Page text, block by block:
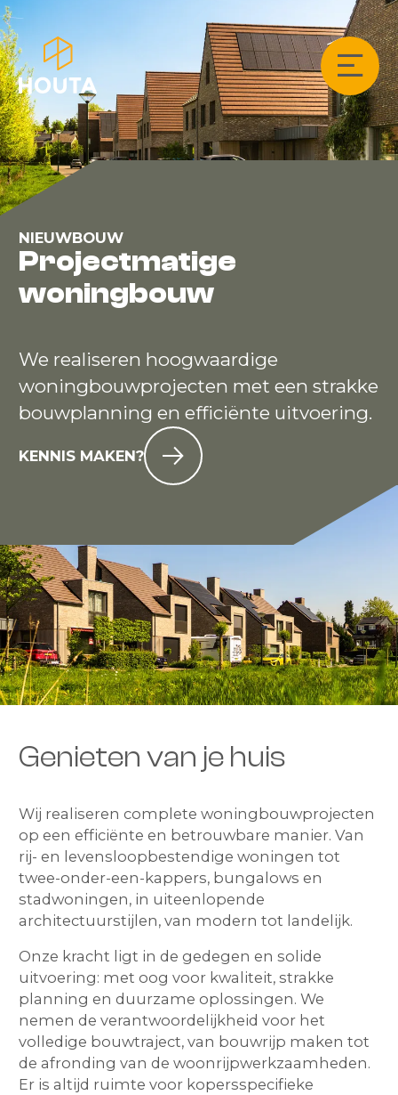
NIEUWBOUW
Projectmatige
woningbouw
We realiseren hoogwaardige
woningbouwprojecten met een strakke
bouwplanning en efficiënte uitvoering.
KENNIS MAKEN?
Genieten van je huis
Wij realiseren complete woningbouwprojecten
op een efficiënte en betrouwbare manier. Van
rij- en levensloopbestendige woningen tot
twee-onder-een-kappers, bungalows en
stadwoningen, in uiteenlopende
architectuurstijlen, van modern tot landelijk.
Onze kracht ligt in de gedegen en solide
uitvoering: met oog voor kwaliteit, strakke
planning en duurzame oplossingen. We
nemen de verantwoordelijkheid voor het
volledige bouwtraject, van bouwrijp maken tot
de afronding van de woonrijpwerkzaamheden.
Er is altijd ruimte voor kopersspecifieke